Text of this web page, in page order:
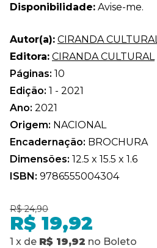
Disponibilidade: Avise-me.
Autor(a): CIRANDA CULTURAL
Editora: CIRANDA CULTURAL
Páginas: 10
Edição: 1 - 2021
Ano: 2021
Origem: NACIONAL
Encadernação: BROCHURA
Dimensões: 12.5 x 15.5 x 1.6
ISBN: 9786555004304
R$ 24,90
R$ 19,92
1 x de R$ 19,92 no Boleto